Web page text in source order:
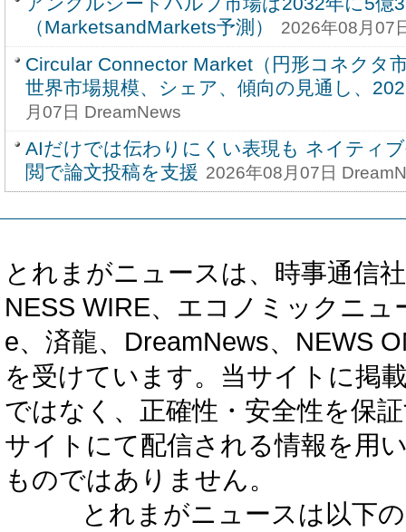
（MarketsandMarkets予測）
2026年08月07
Circular Connector Market（円形コネクタ
世界市場規模、シェア、傾向の見通し、
月07日 DreamNews
AIだけでは伝わりにくい表現も ネイティ
閲で論文投稿を支援 2026年08月07日
とれまがニュースは、時事通信
NESS WIRE、エコノミックニ
e、済龍、DreamNews、NEWS
を受けています。当サイトに掲
ではなく、正確性・安全性を保
サイトにて配信される情報を用
ものではありません。
とれまがニュースは以下